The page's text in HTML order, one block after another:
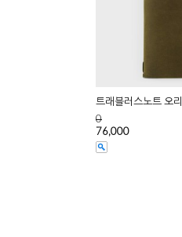
트래블러스노트 오
0
76,000